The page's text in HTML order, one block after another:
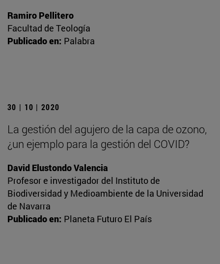
Ramiro Pellitero
Facultad de Teología
Publicado en: Palabra
30 | 10 | 2020
La gestión del agujero de la capa de ozono,
¿un ejemplo para la gestión del COVID?
David Elustondo Valencia
Profesor e investigador del Instituto de
Biodiversidad y Medioambiente de la Universidad
de Navarra
Publicado en: Planeta Futuro El País